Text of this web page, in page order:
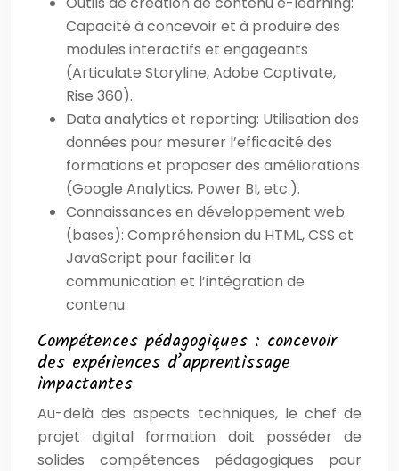
Capacité à concevoir et à produire des
modules interactifs et engageants
(Articulate Storyline, Adobe Captivate,
Rise 360).
Data analytics et reporting: Utilisation des
données pour mesurer l’efficacité des
formations et proposer des améliorations
(Google Analytics, Power BI, etc.).
Connaissances en développement web
(bases): Compréhension du HTML, CSS et
JavaScript pour faciliter la
communication et l’intégration de
contenu.
Compétences pédagogiques : concevoir
des expériences d’apprentissage
impactantes
Au-delà des aspects techniques, le chef de
projet digital formation doit posséder de
solides compétences pédagogiques pour